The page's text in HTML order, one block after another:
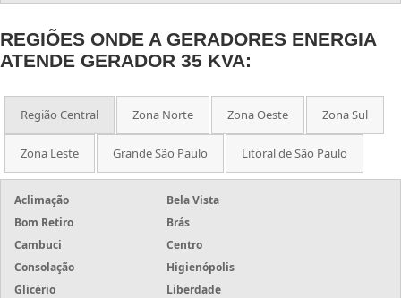
REGIÕES ONDE A GERADORES ENERGIA
ATENDE GERADOR 35 KVA:
Região Central Zona Norte Zona Oeste Zona Sul
Zona Leste Grande São Paulo Litoral de São Paulo
Aclimação
Bela Vista
Bom Retiro
Brás
Cambuci
Centro
Consolação
Higienópolis
Glicério
Liberdade